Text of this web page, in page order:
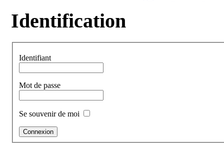
Identification
Identifiant
Mot de passe
Se souvenir de moi